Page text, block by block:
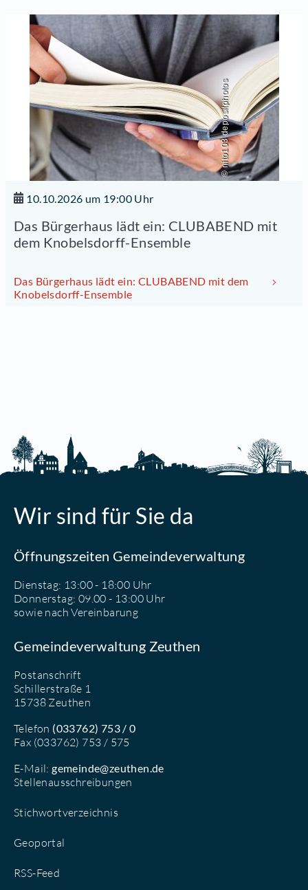
© nito103 depositphotos
10.10.2026 um 19:00 Uhr
Das Bürgerhaus lädt ein: CLUBABEND mit
dem Knobelsdorff-Ensemble
Das Bürgerhaus lädt ein: CLUBABEND mit dem
Knobelsdorff-Ensemble
Wir sind für Sie da
Öffnungszeiten Gemeindeverwaltung
Dienstag: 13:00 - 18:00 Uhr
Donnerstag: 09.00 - 13:00 Uhr
sowie nach Vereinbarung
Gemeindeverwaltung Zeuthen
Postanschrift
Schillerstraße 1
15738 Zeuthen
Telefon (033762) 753 / 0
Fax (033762) 753 / 575
E-Mail:gemeinde@zeuthen.de
Stellenausschreibungen
Stichwortverzeichnis
Geoportal
RSS-Feed